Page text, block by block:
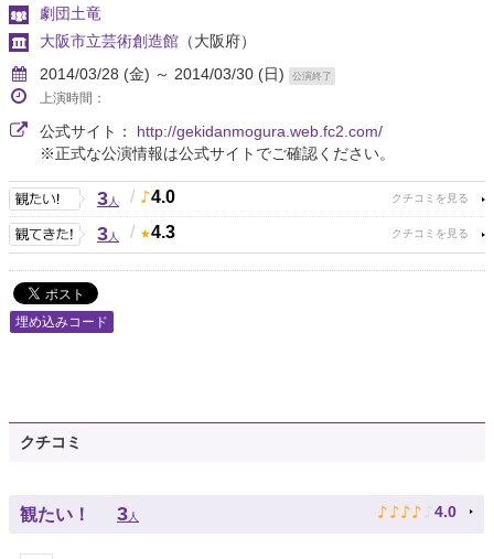
劇団土竜
大阪市立芸術創造館 （大阪府）
2014/03/28 (金) ～ 2014/03/30 (日)
公演終了
上演時間：
公式サイト： http://gekidanmogura.web.fc2.com/
※正式な公演情報は公式サイトでご確認ください。
3人 / 4.0
3人 / 4.3
埋め込みコード
クチコミ
観たい！ 3人 ♪ ♪ ♪ ♪ ♪ 4.0